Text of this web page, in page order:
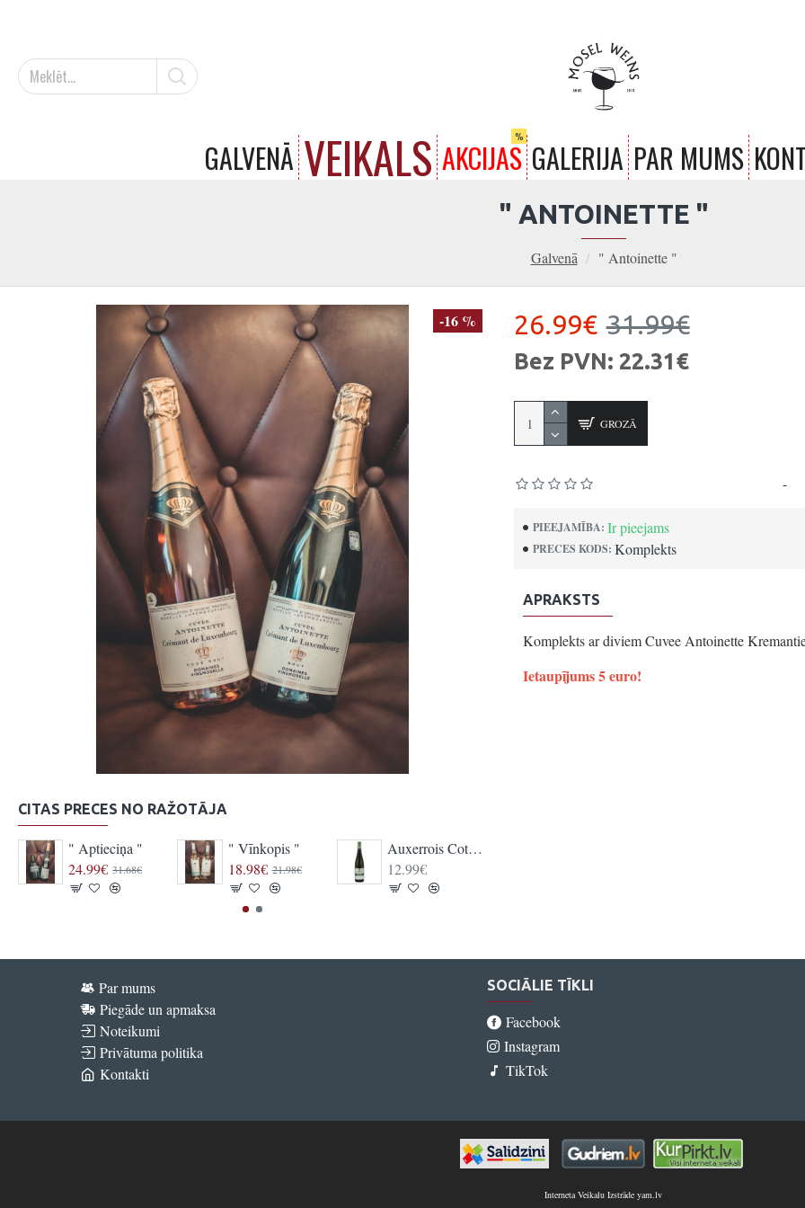
GALVENĀ VEIKALS AKCIJAS
%
GALERIJA PAR MUMS
Galvenā " Antoinette "
" ANTOINETTE "
-16 %
CITAS PRECES NO RAŽOTĀJA
" Aptieciņa "
24.99€ 31.68€
" Vīnkopis "
18.98€ 21.98€
Auxerrois Cotes de Remich PC
12.99€
PIEEJAMĪBA: Ir pieejams
PRECES KODS: Komplekts
-
26.99€ 31.99€
Bez PVN: 22.31€
GROZĀ
APRAKSTS
Komplekts ar diviem Cuvee Antoinette
Ietaupījums 5 euro!
Par mums
Piegāde un apmaksa
Noteikumi
Privātuma politika
Kontakti
SOCIĀLIE TĪKLI
Facebook
Instagram
TikTok
Interneta Veikalu Izstrāde yam.lv